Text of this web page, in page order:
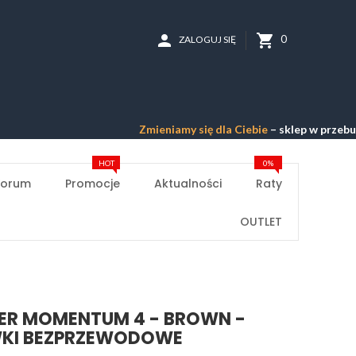
shopping_cart 0
person ZALOGUJ SIĘ
Zmieniamy się dla Ciebie– sklep w przebudowie –
Promocje
HOT
Aktualności Raty
0%
OUTLET
MOMENTUM 4 - BROWN -
BEZPRZEWODOWE